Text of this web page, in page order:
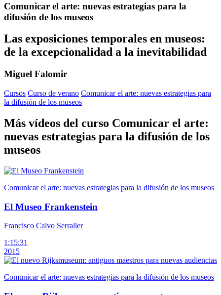
Comunicar el arte: nuevas estrategias para la
difusión de los museos
Las exposiciones temporales en museos:
de la excepcionalidad a la inevitabilidad
Miguel Falomir
Cursos Curso de verano Comunicar el arte: nuevas estrategias para
la difusión de los museos
Más vídeos del curso Comunicar el arte:
nuevas estrategias para la difusión de los
museos
Comunicar el arte: nuevas estrategias para la difusión de los museos
El Museo Frankenstein
Francisco Calvo Serraller
1:15:31
2015
Comunicar el arte: nuevas estrategias para la difusión de los museos